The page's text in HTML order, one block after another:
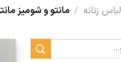
لباس زنانه / مانتو و شومیز